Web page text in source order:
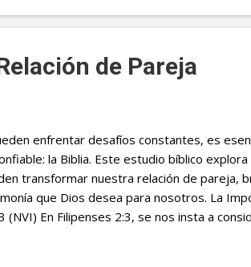
que creas que Dios quisiera que logres
y cómo puedes servir a otros. R...
de Pareja
enfrentar desafíos constantes, es
la Biblia. Este estudio bíblico
transformar nuestra relación de pareja,
que Dios desea para nosotros. La
En Filipenses 2:3, se nos insta a